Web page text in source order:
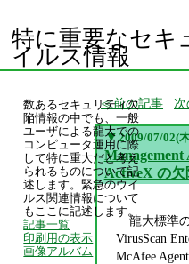
特に重要なセキ
イルス情報
前の記事
▼ 2009/07/02(
Management
ActiveX の欠
龍大標準
VirusScan
McAfee
数あるセキュリティ欠
陥情報の中でも、一般
ユーザによる龍大での
コンピュータ運用に際
して特に重大だと考え
られるものについて記
述します。緊急のウイ
ルス関連情報について
もここに記述します。
記事一覧
印刷用の表示
画像アルバム